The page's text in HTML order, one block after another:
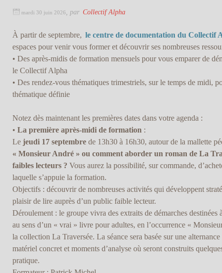
mardi 30 juin 2026 par Collectif Alpha
À partir de septembre, le centre de documentation du Collectif
espaces pour venir vous former et découvrir ses nombreuses
• Des après-midis de formation mensuels pour vous emparer de
le Collectif Alpha
• Des rendez-vous thématiques trimestriels, sur le temps de midi,
thématique définie
Notez dès maintenant les premières dates dans votre agenda :
• La première après-midi de formation :
Le jeudi 17 septembre de 13h30 à 16h30, autour de la mallette
« Monsieur André » ou comment aborder un roman de La
faibles lecteurs ? Vous aurez la possibilité, sur commande,
laquelle s’appuie la formation.
Objectifs : découvrir de nombreuses activités qui développent
plaisir de lire auprès d’un public faible lecteur.
Déroulement : le groupe vivra des extraits de démarches destinées
au sens d’un « vrai » livre pour adultes, en l’occurrence «
la collection La Traversée. La séance sera basée sur une
matériel concret et moments d’analyse où seront construits
pratique.